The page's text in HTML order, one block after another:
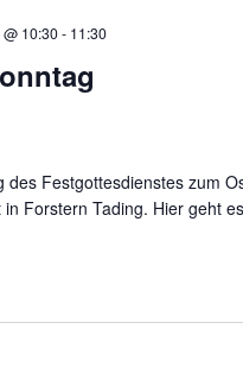
10:30- 11:30
des Festgottesdienstes zum
in Forstern Tading. Hier geht